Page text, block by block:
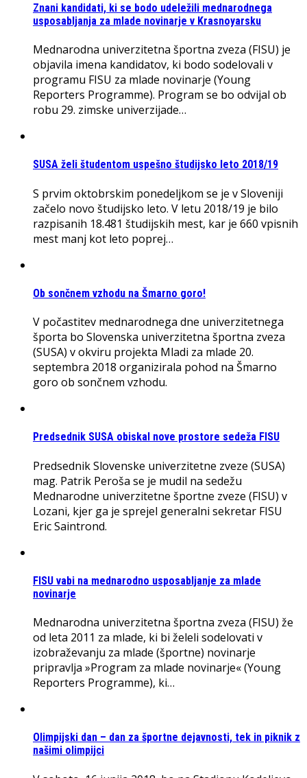
Znani kandidati, ki se bodo udeležili mednarodnega
usposabljanja za mlade novinarje v Krasnoyarsku
Mednarodna univerzitetna športna zveza (FISU) je
objavila imena kandidatov, ki bodo sodelovali v
programu FISU za mlade novinarje (Young
Reporters Programme). Program se bo odvijal ob
robu 29. zimske univerzijade…
SUSA želi študentom uspešno študijsko leto 2018/19
S prvim oktobrskim ponedeljkom se je v Sloveniji
začelo novo študijsko leto. V letu 2018/19 je bilo
razpisanih 18.481 študijskih mest, kar je 660 vpisnih
mest manj kot leto poprej…
Ob sončnem vzhodu na Šmarno goro!
V počastitev mednarodnega dne univerzitetnega
športa bo Slovenska univerzitetna športna zveza
(SUSA) v okviru projekta Mladi za mlade 20.
septembra 2018 organizirala pohod na Šmarno
goro ob sončnem vzhodu.
Predsednik SUSA obiskal nove prostore sedeža FISU
Predsednik Slovenske univerzitetne zveze (SUSA)
mag. Patrik Peroša se je mudil na sedežu
Mednarodne univerzitetne športne zveze (FISU) v
Lozani, kjer ga je sprejel generalni sekretar FISU
Eric Saintrond.
FISU vabi na mednarodno usposabljanje za mlade
novinarje
Mednarodna univerzitetna športna zveza (FISU) že
od leta 2011 za mlade, ki bi želeli sodelovati v
izobraževanju za mlade (športne) novinarje
pripravlja »Program za mlade novinarje« (Young
Reporters Programme), ki…
Olimpijski dan – dan za športne dejavnosti, tek in piknik z
našimi olimpijci